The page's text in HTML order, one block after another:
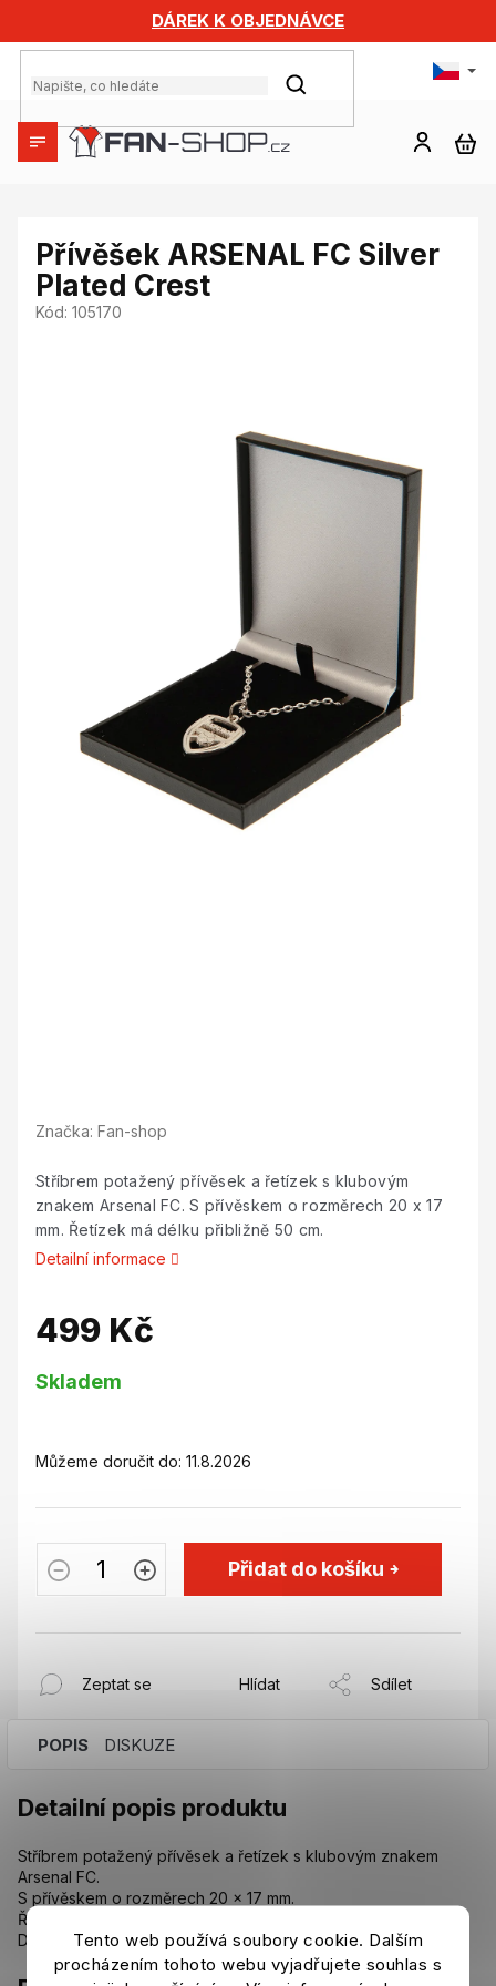
Tento web používá soubory cookie. Dalším
procházením tohoto webu vyjadřujete souhlas s
obsah
DÁREK K OBJEDNÁVCE
HLEDAT
Přívěšek ARSENAL FC Silver
Plated Crest
Kód: 105170
Značka: Fan-shop
Stříbrem potažený přívěsek a řetízek s klubovým
znakem Arsenal FC. S přívěskem o rozměrech 20 x 17
mm. Řetízek má délku přibližně 50 cm.
Detailní informace
499 Kč
cena:
Skladem
Můžeme doručit do: 11.8.2026
Přidat do košíku
Zeptat se Hlídat Sdílet
POPIS DISKUZE
Detailní popis produktu
Stříbrem potažený přívěsek a řetízek s klubovým znakem
Arsenal FC.
S přívěskem o rozměrech 20 x 17 mm.
Řetízek má délku přibližně 50 cm.
Dodává se v dárkové krabičce.